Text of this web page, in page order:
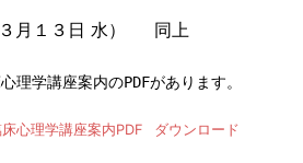
月１３日 水） 同上
理学講座案内のPDFがあります。
心理学講座案内PDF ダウンロード